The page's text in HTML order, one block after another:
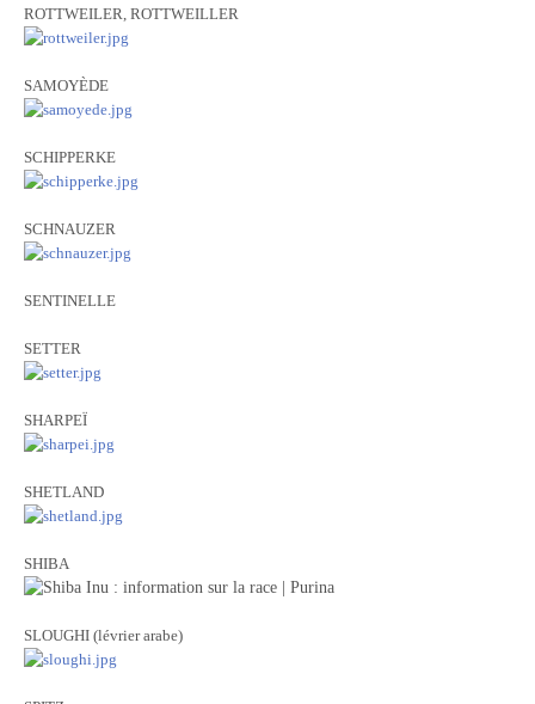
ROTTWEILER, ROTTWEILLER
SAMOYÈDE
SCHIPPERKE
SCHNAUZER
SENTINELLE
SETTER
SHARPEÏ
SHETLAND
SHIBA
SLOUGHI (lévrier arabe)